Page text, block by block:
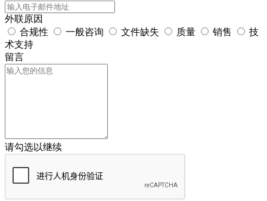
外联原因
合规性
一般咨询 文件缺失 质量 销售
技
术支持
留言
请勾选以继续